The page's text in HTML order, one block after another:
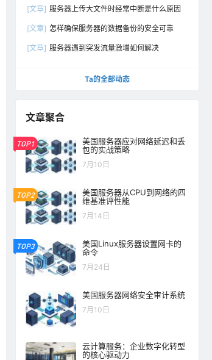
[文章] 服务器上传大文件时经常中断是什么原因
[文章] 怎样确保服务器的数据备份的安全可靠
[文章] 服务器遇到突发流量激增如何解决
Ta的全部动态
文章聚合
TOP1
美国服务器应对网络延迟和丢
包的实战策略
7月10日
TOP2
美国服务器从CPU到网络的四
维基准评性能
7月14日
TOP3
美国Linux服务器设置网卡的
命令
7月24日
美国服务器网络安全审计系统
7月10日
云计算服务：企业数字化转型
的核心驱动力